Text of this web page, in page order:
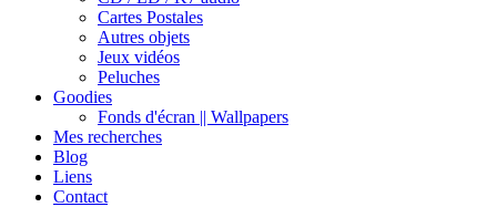
Cartes Postales
Autres objets
Jeux vidéos
Peluches
Goodies
Fonds d'écran || Wallpapers
Mes recherches
Blog
Liens
Contact